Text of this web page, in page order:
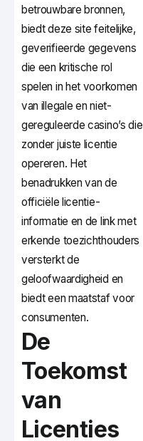
betrouwbare bronnen,
biedt deze site feitelijke,
geverifieerde gegevens
die een kritische rol
spelen in het voorkomen
van illegale en niet-
gereguleerde casino’s die
zonder juiste licentie
opereren. Het
benadrukken van de
officiële licentie-
informatie en de link met
erkende toezichthouders
versterkt de
geloofwaardigheid en
biedt een maatstaf voor
consumenten.
De
Toekomst
van
Licenties